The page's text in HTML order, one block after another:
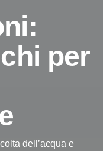
per
dell’acqua e